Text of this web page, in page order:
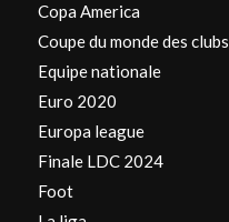
Copa America
Coupe du monde des clubs
Equipe nationale
Euro 2020
Europa league
Finale LDC 2024
Foot